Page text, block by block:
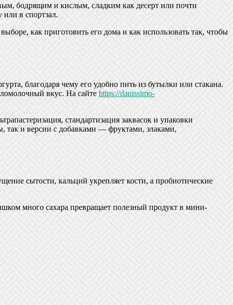
бодрящим и кислым, сладким как десерт или почти
или в спортзал.
как приготовить его дома и как использовать так, чтобы
благодаря чему его удобно пить из бутылки или стакана.
вкус. На сайте https://danissimo-
стандартизация заквасок и упаковки
так и версии с добавками — фруктами, злаками,
сытости, кальций укрепляет кости, а пробиотические
много сахара превращает полезный продукт в мини-